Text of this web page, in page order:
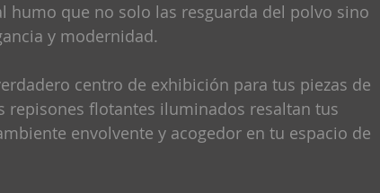
humo que no solo las resguarda del polvo sino
y modernidad.
centro de exhibición para tus piezas de
repisones flotantes iluminados resaltan tus
envolvente y acogedor en tu espacio de